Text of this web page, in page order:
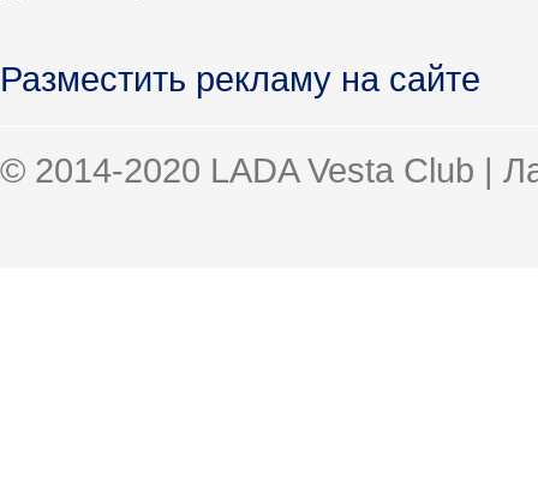
Разместить рекламу на сайте
© 2014-2020 LADA Vesta Club |